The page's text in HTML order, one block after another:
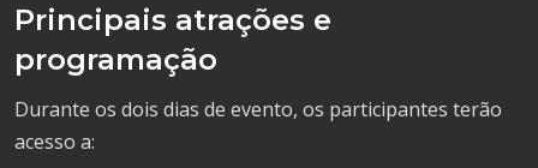
Principais atrações e
programação
Durante os dois dias de evento, os participantes terão
acesso a: